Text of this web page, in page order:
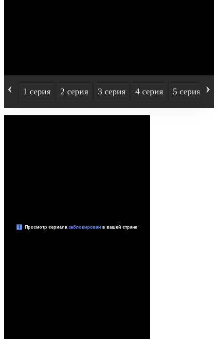
‹ 1 серия 2 серия 3 серия 4 серия 5 серия ›